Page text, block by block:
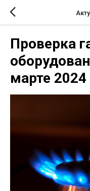
Проверка
марте 2024